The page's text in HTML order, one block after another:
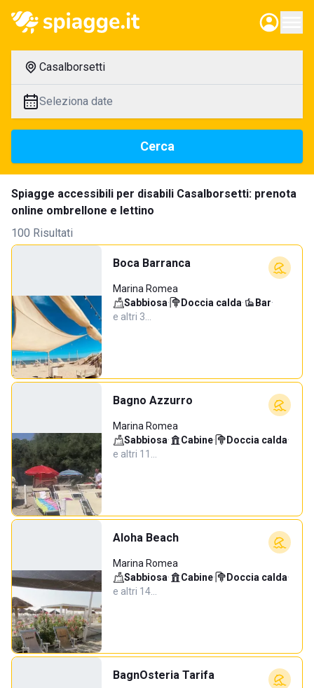
Casalborsetti
Seleziona date
Cerca
Spiagge accessibili per disabili Casalborsetti: prenota
online ombrellone e lettino
100 Risultati
Boca Barranca
Marina Romea
Sabbiosa· Doccia calda· Bar·
e altri 3…
Bagno Azzurro
Marina Romea
Sabbiosa· Cabine· Doccia calda·
e altri 11…
Aloha Beach
Marina Romea
Sabbiosa· Cabine· Doccia calda·
e altri 14…
BagnOsteria Tarifa